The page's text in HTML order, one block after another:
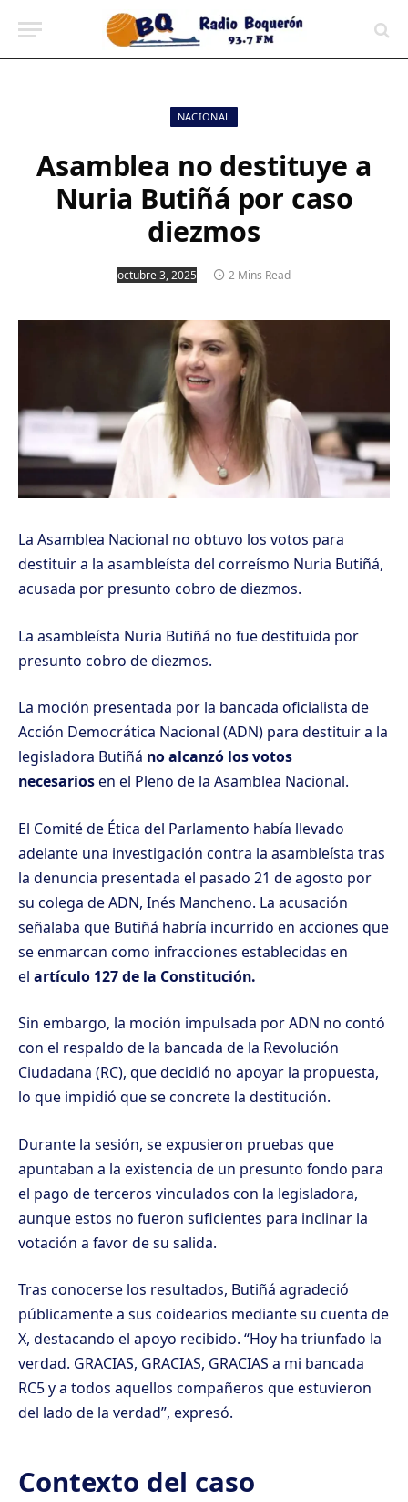
NACIONAL
Asamblea no destituye a
Nuria Butiñá por caso
diezmos
octubre 3, 2025 2 Mins Read
La Asamblea Nacional no obtuvo los votos para
destituir a la asambleísta del correísmo Nuria Butiñá,
acusada por presunto cobro de diezmos.
La asambleísta Nuria Butiñá no fue destituida por
presunto cobro de diezmos.
La moción presentada por la bancada oficialista de
Acción Democrática Nacional (ADN) para destituir a la
legisladora Butiñá no alcanzó los votos
necesariosen el Pleno de la Asamblea Nacional.
El Comité de Ética del Parlamento había llevado
adelante una investigación contra la asambleísta tras
la denuncia presentada el pasado 21 de agosto por
su colega de ADN, Inés Mancheno. La acusación
señalaba que Butiñá habría incurrido en acciones que
se enmarcan como infracciones establecidas en
el artículo 127 de la Constitución.
Sin embargo, la moción impulsada por ADN no contó
con el respaldo de la bancada de la Revolución
Ciudadana (RC), que decidió no apoyar la propuesta,
lo que impidió que se concrete la destitución.
Durante la sesión, se expusieron pruebas que
apuntaban a la existencia de un presunto fondo para
el pago de terceros vinculados con la legisladora,
aunque estos no fueron suficientes para inclinar la
votación a favor de su salida.
Tras conocerse los resultados, Butiñá agradeció
públicamente a sus coidearios mediante su cuenta de
X, destacando el apoyo recibido. “Hoy ha triunfado la
verdad. GRACIAS, GRACIAS, GRACIAS a mi bancada
RC5 y a todos aquellos compañeros que estuvieron
del lado de la verdad”, expresó.
Contexto del caso